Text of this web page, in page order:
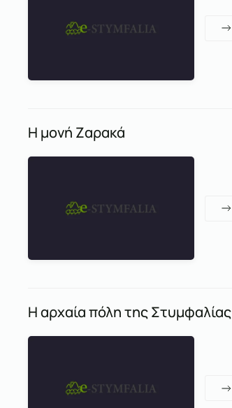
Η μονή Ζαρακά
Η αρχαία πόλη της Στυμφαλίας